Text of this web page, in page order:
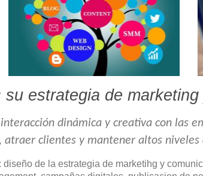
estrategia de
dinámica y creativa con las
atraer clientes y mantener altos niveles
de la estrategia de marketihg y